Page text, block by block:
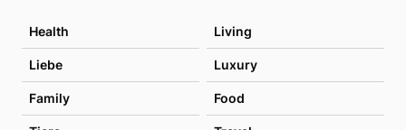
Health Living
Liebe Luxury
Family Food